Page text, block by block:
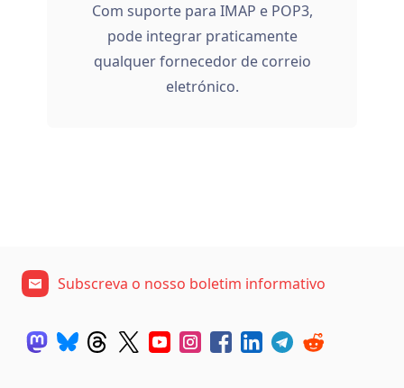
Com suporte para IMAP e POP3,
pode integrar praticamente
qualquer fornecedor de correio
eletrónico.
Subscreva o nosso boletim informativo